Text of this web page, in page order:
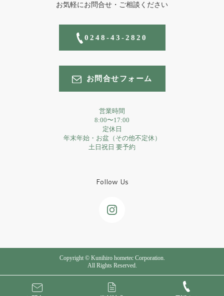
お気軽にお問合せ・ご相談ください
0248-43-2820
お問合せフォーム
営業時間
8:00〜17:00
定休日
年末年始・お盆（その他不定休）
土日祝日 要予約
Follow Us
Copyright © Kunihiro hometec Corporation.
All Rights Reserved.